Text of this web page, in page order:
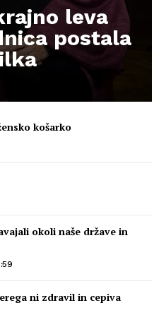
leva
postala
košarko
okoli naše države in
ni zdravil in cepiva